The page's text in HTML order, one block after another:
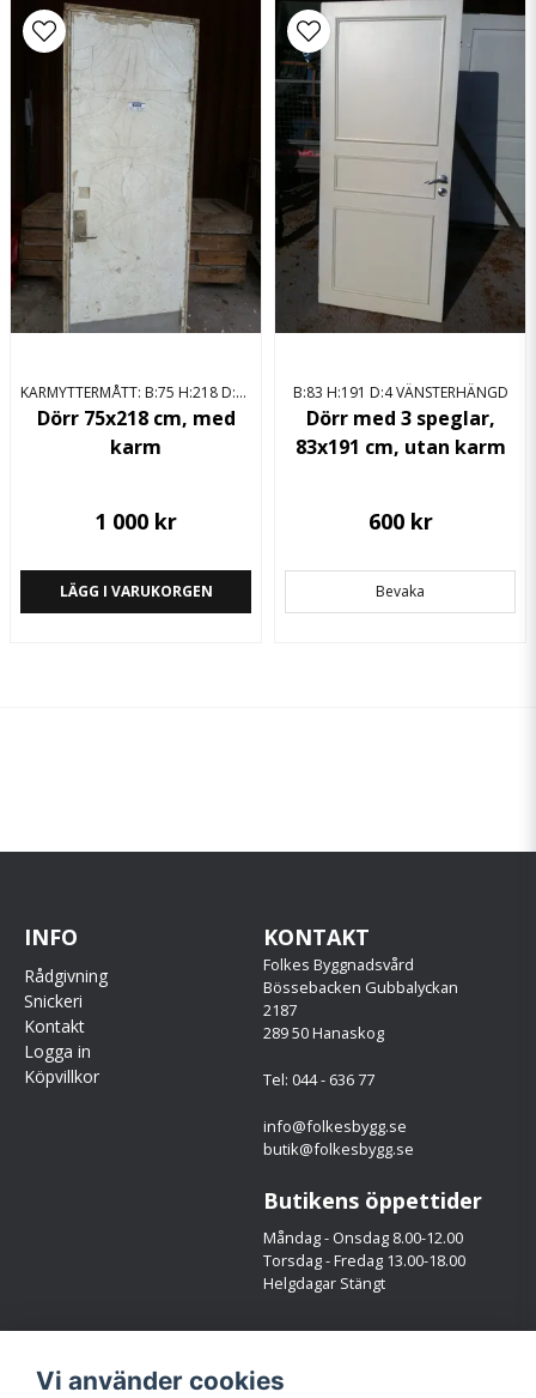
KARMYTTERMÅTT: B:75 H:218 D:12 HÖGERHÄNGD
Dörr 75x218 cm, med
karm
1 000 kr
LÄGG I VARUKORGEN
B:83 H:191 D:4 VÄNSTERHÄNGD
Dörr med 3 speglar,
83x191 cm, utan karm
600 kr
Bevaka
INFO
Rådgivning
Snickeri
Kontakt
Logga in
Köpvillkor
KONTAKT
Folkes Byggnadsvård
Bössebacken Gubbalyckan
2187
289 50 Hanaskog
Tel: 044 - 636 77
info@folkesbygg.se
butik@folkesbygg.se
Butikens öppettider
Måndag - Onsdag 8.00-12.00
Torsdag - Fredag 13.00-18.00
Helgdagar Stängt
Facebook
Vi använder cookies